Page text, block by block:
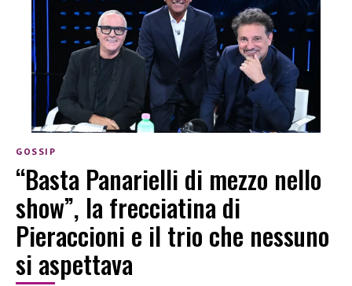
GOSSIP
“Basta Panarielli di mezzo nello
show”, la frecciatina di
Pieraccioni e il trio che nessuno
si aspettava